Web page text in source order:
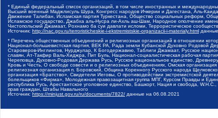
* Единый федеральный список организаций, в том числе иностранных и
Высший военный Маджлисуль Шура, Конгресс народов Ичкерии и Дагестана, Аль-
Движение Талибан, Исламская партия Туркестана, Общество социальных реформ,
Исламское государство, Джабха аль-Нусра ли-Ахль аш-Шам, Народное ополчение
Чистопольский Джамаат, Рохнамо ба суи давлати исломи, Террористическое
Источник: http://nac.gov.ru/terroristicheskie-i-ekstremistskie-organizacii-i-materialy.html
* Перечень общественных объединений и религиозных организаций в отношении
Национал-большевистская партия, ВЕК РА, Рада земли Кубанской Духовно Родовой
Староверов-Инглингов, Нурджулар, К Богодержавию, Таблиги Джамаат, Русское
славян, Ат-Такфир Валь-Хиджра, Пит Буль, Национал-социалистическая рабочая
Череповца, Духовно-Родовая Держава Русь, Русское национальное единство,
Кровь и Честь, О свободе совести и о религиозных объединениях, Омская
религиозная организация п. Боровский, Община Коренного Русского народа
организация «Братство», Свидетели Иеговы, О противодействии экстремистской
болельщиков «Фирма», Молодежная правозащитная группа МПГ, Курсом Правды и
республика Русь, Арестантское уголовное единство, Башкорт, Нация и свобода,
прав граждан, Штабы Навального
Источник: https://minjust.gov.ru/ru/documents/7822/ данные на 06.08.2021